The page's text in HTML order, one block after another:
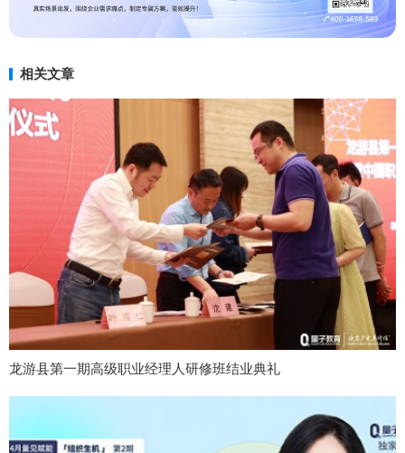
相关文章
龙游县第一期高级职业经理人研修班结业典礼